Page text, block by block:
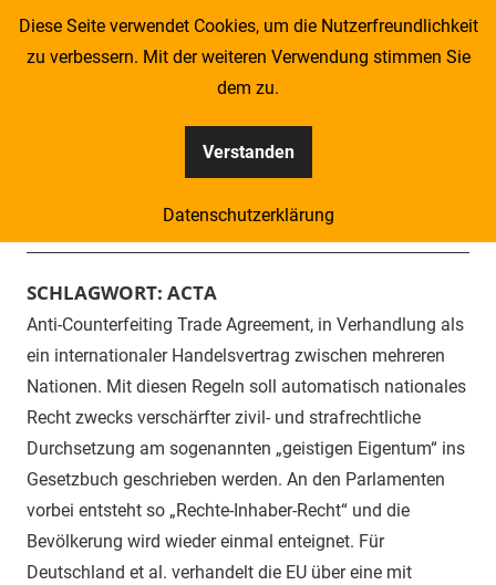
Zum
Kompass
–
Zeitung
für
Piraten
SCHLAGWORT: ACTA
Anti-Counterfeiting Trade Agreement, in Verhandlung als
ein internationaler Handelsvertrag zwischen mehreren
Nationen. Mit diesen Regeln soll automatisch nationales
Recht zwecks verschärfter zivil- und strafrechtliche
Durchsetzung am sogenannten „geistigen Eigentum“ ins
Gesetzbuch geschrieben werden. An den Parlamenten
vorbei entsteht so „Rechte-Inhaber-Recht“ und die
Bevölkerung wird wieder einmal enteignet. Für
Deutschland et al. verhandelt die EU über eine mit
Diese Seite verwendet Cookies, um die Nutzerfreundlichkeit
zu verbessern. Mit der weiteren Verwendung stimmen Sie
dem zu.
Verstanden
Datenschutzerklärung